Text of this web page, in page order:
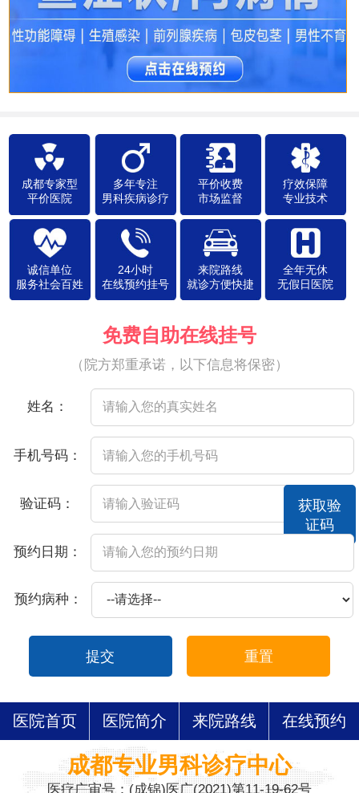
成都专家型
平价医院
多年专注
男科疾病诊疗
平价收费
市场监督
疗效保障
专业技术
诚信单位
服务社会百姓
24小时
在线预约挂号
来院路线
就诊方便快捷
全年无休
无假日医院
免费自助在线挂号
（院方郑重承诺，以下信息将保密）
姓名：
手机号码：
验证码：
获取验
证码
预约日期：
预约病种：
提交 重置
医院首页 医院简介 来院路线 在线预约
成都专业男科诊疗中心
医疗广审号：(成锦)医广(2021)第11-19-62号